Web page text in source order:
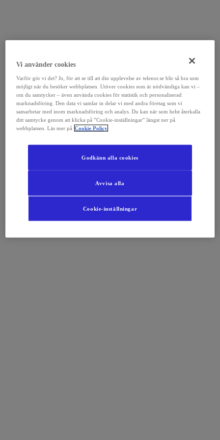
Vi använder cookies
Varför gör vi det? Jo, för att se till att din upplevelse av telenor.se blir så bra som
möjligt när du besöker webbplatsen. Utöver cookies som är nödvändiga kan vi –
om du samtycker – även använda cookies för statistik och personaliserad
marknadsföring. Den data vi samlar in delar vi med andra företag som vi
samarbetar med inom marknadsföring och analys. Du kan när som helst återkalla
ditt samtycke genom att klicka på ”Cookie-inställningar” längst ner på
webbplatsen. Läs mer på Cookie Policy
Cookie-inställningar
Avvisa alla
Godkänn alla cookies